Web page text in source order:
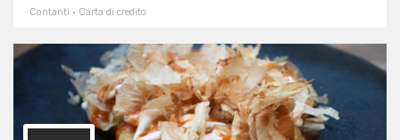
Contanti · Carta di credito